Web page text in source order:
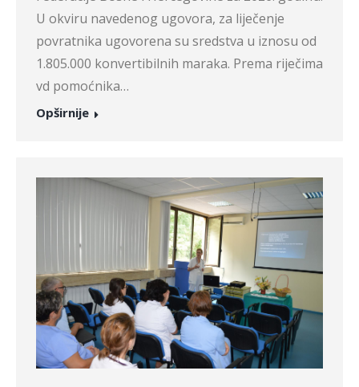
U okviru navedenog ugovora, za liječenje
povratnika ugovorena su sredstva u iznosu od
1.805.000 konvertibilnih maraka. Prema riječima
vd pomoćnika…
Opširnije